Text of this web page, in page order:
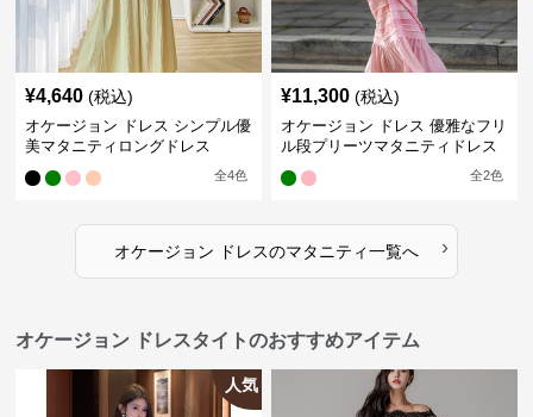
¥4,640 (税込)
オケージョン ドレス シンプル優
美マタニティロングドレス
全4色
¥11,300 (税込)
オケージョン ドレス 優雅なフリ
ル段プリーツマタニティドレス
全2色
オケージョン ドレスのマタニティ一覧へ ›
オケージョン ドレスタイトのおすすめアイテム
人気